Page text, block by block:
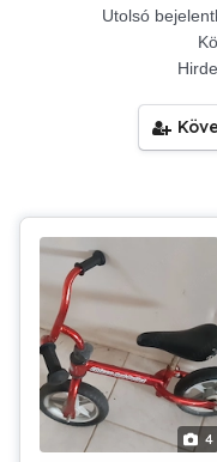
Utolsó
4